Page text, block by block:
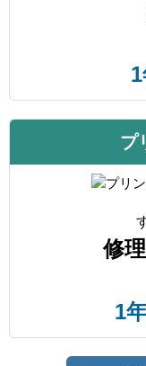
プ
修
1